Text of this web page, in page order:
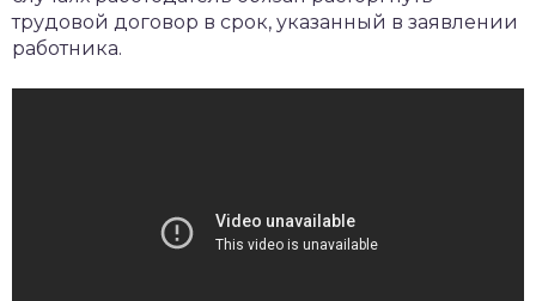
трудовой договор в срок, указанный в заявлении
работника.